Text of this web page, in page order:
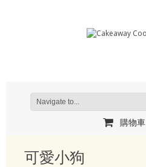
購物車
可愛小狗